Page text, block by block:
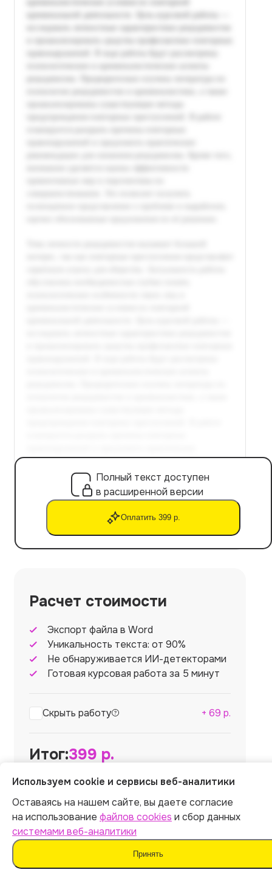
Полный текст доступен
в расширенной версии
Оплатить 399 р.
Расчет стоимости
Экспорт файла в Word
Уникальность текста: от 90%
Не обнаруживается ИИ-детекторами
Готовая курсовая работа за 5 минут
Скрыть работу + 69 р.
Итог:399 р.
Оплатить
Используем cookie и сервисы веб-аналитики
Оставаясь на нашем сайте, вы даете согласие
на использование файлов cookies и сбор данных
системами веб-аналитики
Принять